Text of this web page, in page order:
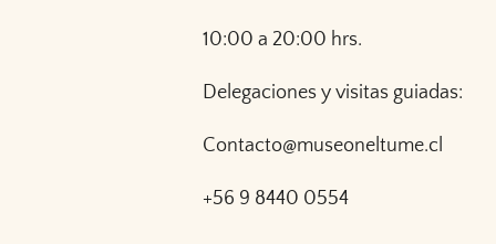
10:00 a 20:00 hrs.
Delegaciones y visitas guiadas:
Contacto@museoneltume.cl
+56 9 8440 0554